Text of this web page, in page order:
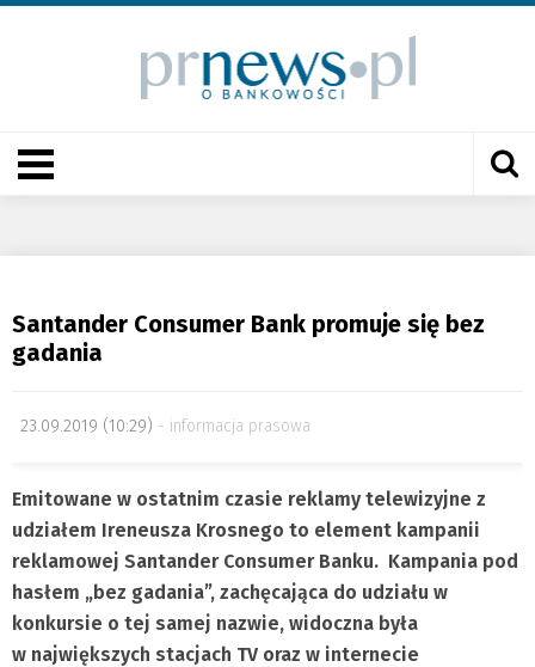
Santander Consumer Bank promuje się bez
gadania
23.09.2019 (10:29) informacja prasowa
Emitowane w ostatnim czasie reklamy telewizyjne z
udziałem Ireneusza Krosnego to element kampanii
reklamowej Santander Consumer Banku. Kampania pod
hasłem „bez gadania”, zachęcająca do udziału w
konkursie o tej samej nazwie, widoczna była
w największych stacjach TV oraz w internecie